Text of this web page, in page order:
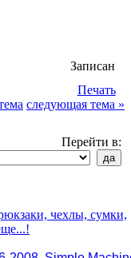
Записан
Печать
следующая тема »
Перейти в: